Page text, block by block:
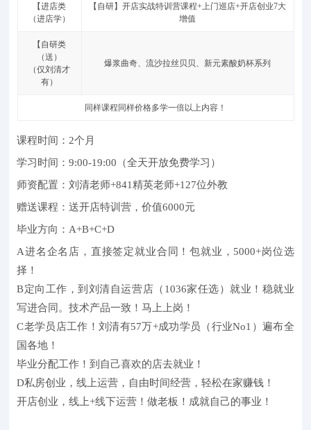
【进店类
（进店学）
【自研】开店实战特训营课程+上门巡店+开店创业7大
增值
【自研类
（送）
（仅刘清才
有）
爆浆曲奇、流沙拉丝贝贝、新元素酸奶杯系列
同样课程同样价格多学一倍以上内容！
课程时间：2个月
学习时间：9:00-19:00（全天开放免费学习）
师资配置：刘清老师+841精英老师+127位外教
赠送课程：送开店特训营，价值6000元
毕业方向：A+B+C+D
A进名企名店，直接签定就业合同！包就业，5000+岗位选
择！
B定向工作，到刘清自运营店（1036家任选）就业！稳就业
写进合同。技术产品一致！马上上岗！
C老学员店工作！刘清有57万+成功学员（行业No1）遍布全
国各地！
毕业分配工作！到自己喜欢的店去就业！
D私房创业，线上运营，自由时间经营，轻松在家赚钱！
开店创业，线上+线下运营！做老板！成就自己的事业！